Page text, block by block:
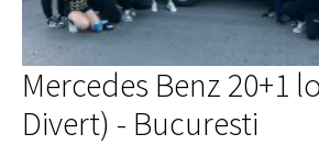
Mercedes Benz 20+1
Divert) - Bucuresti